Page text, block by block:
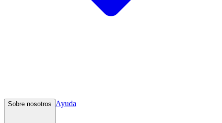
Sobre nosotros Ayuda